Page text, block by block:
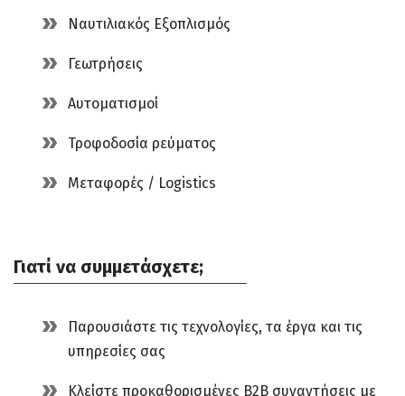
Ναυτιλιακός Εξοπλισμός
Γεωτρήσεις
Αυτοματισμοί
Τροφοδοσία ρεύματος
Μεταφορές / Logistics
Γιατί να συμμετάσχετε;
Παρουσιάστε τις τεχνολογίες, τα έργα και τις
υπηρεσίες σας
Κλείστε προκαθορισμένες Β2Β συναντήσεις με